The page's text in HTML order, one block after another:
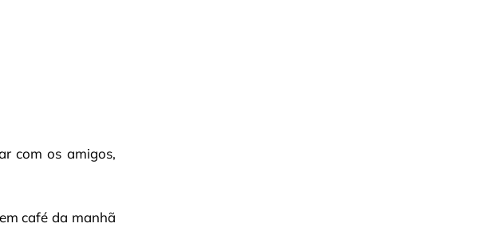
com os amigos,
café da manhã